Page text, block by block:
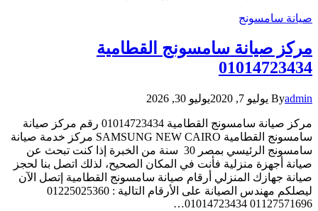
صيانة سامسونج
مركز صيانة سامسونج القطامية
01014723434
Byadmin يوليو 7, 2020 يوليو 30, 2026
مركز صيانة سامسونج القطامية 01014723434 رقم مركز صيانة
سامسونج القطامية SAMSUNG NEW CAIRO مركز خدمة صيانة
سامسونج الرئيسي بمصر 30 سنة من الخبرة إذا كنت تبحث عن
صيانة أجهزة منزلية فأنت في المكان الصحيح، لذلك اتصل بنا لحجز
صيانة جهازك المنزلي أرقام صيانة سامسونج القطامية إتصل الآن
ليصلكم مهندس الصيانة على الأرقام التالية : 01225025360
01127571696 01014723434…